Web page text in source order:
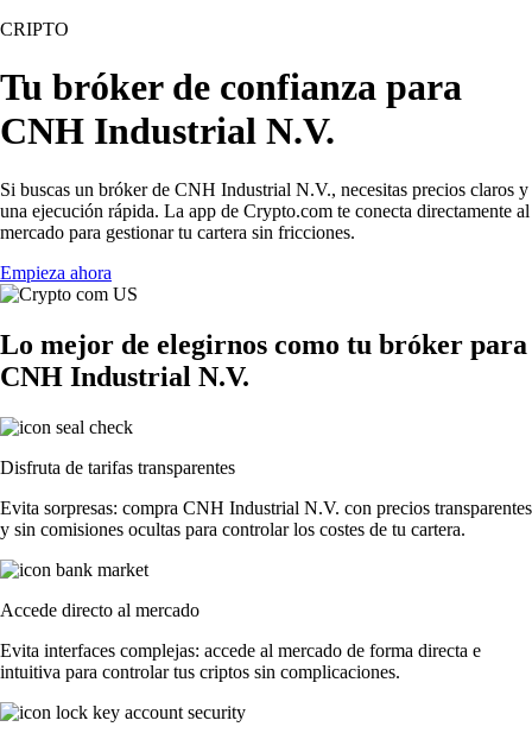
CRIPTO
Tu bróker de confianza para
CNH Industrial N.V.
Si buscas un bróker de CNH Industrial N.V., necesitas precios claros y
una ejecución rápida. La app de Crypto.com te conecta directamente al
mercado para gestionar tu cartera sin fricciones.
Empieza ahora
Lo mejor de elegirnos como tu bróker para
CNH Industrial N.V.
Disfruta de tarifas transparentes
Evita sorpresas: compra CNH Industrial N.V. con precios transparentes
y sin comisiones ocultas para controlar los costes de tu cartera.
Accede directo al mercado
Evita interfaces complejas: accede al mercado de forma directa e
intuitiva para controlar tus criptos sin complicaciones.